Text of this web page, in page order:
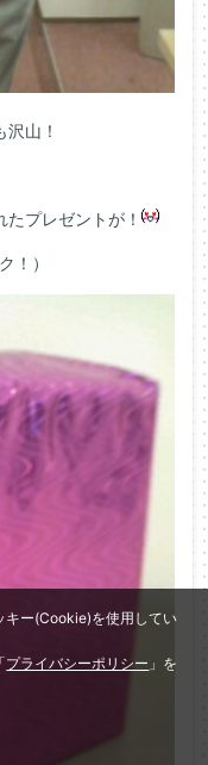
キー(Cookie)を使用してい
プライバシーポリシー 」を
山！
プレゼントが！
！）